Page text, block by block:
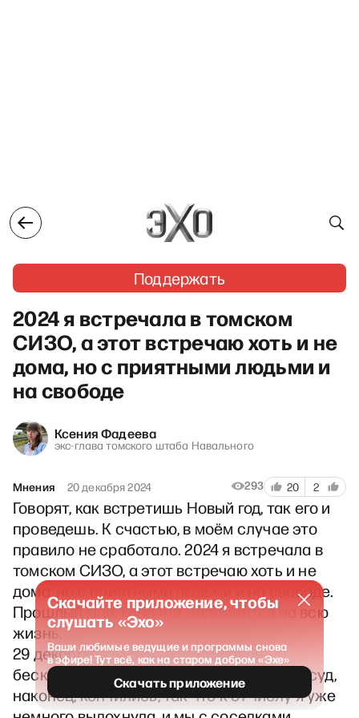
Поддержать
2024 я встречала в томском
СИЗО, а этот встречаю хоть и не
дома, но с приятными людьми и
на свободе
Ксения Фадеева
экс-глава томского штаба Навального
Мнения 20 декабря 2024 293 20 2
Говорят, как встретишь Новый год, так его и
проведешь. К счастью, в моём случае это
правило не сработало. 2024 я встречала в
томском СИЗО, а этот встречаю хоть и не
дома, но с приятными людьми и на свободе.
Прошлый мне, конечно, запомнится на всю
жизнь.
29 декабря мне вынесли приговор,
бесконечные изматывающие поездки в суд,
наконец, кончились, так что к 31 числу я уже
Скачайте приложение, чтобы
слушать «Эхо»
Ваши любимые ведущие и программы снова
в эфире! Тут всё, как на старом добром «Эхе»
Скачать приложение